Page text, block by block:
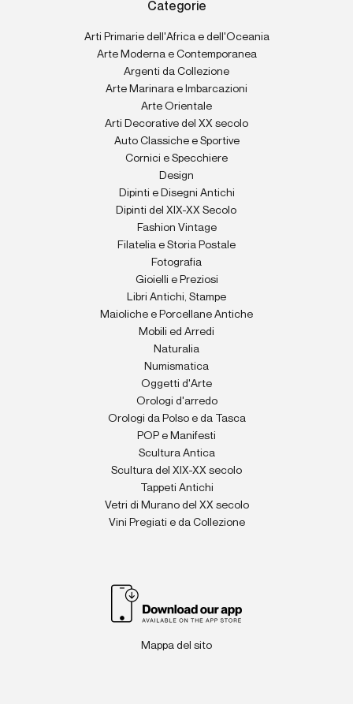
Categorie
Arti Primarie dell'Africa e dell'Oceania
Arte Moderna e Contemporanea
Argenti da Collezione
Arte Marinara e Imbarcazioni
Arte Orientale
Arti Decorative del XX secolo
Auto Classiche e Sportive
Cornici e Specchiere
Design
Dipinti e Disegni Antichi
Dipinti del XIX-XX Secolo
Fashion Vintage
Filatelia e Storia Postale
Fotografia
Gioielli e Preziosi
Libri Antichi, Stampe
Maioliche e Porcellane Antiche
Mobili ed Arredi
Naturalia
Numismatica
Oggetti d'Arte
Orologi d'arredo
Orologi da Polso e da Tasca
POP e Manifesti
Scultura Antica
Scultura del XIX-XX secolo
Tappeti Antichi
Vetri di Murano del XX secolo
Vini Pregiati e da Collezione
Mappa del sito